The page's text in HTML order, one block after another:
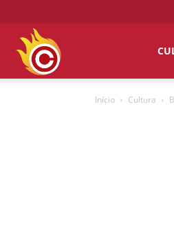
Início Cultura